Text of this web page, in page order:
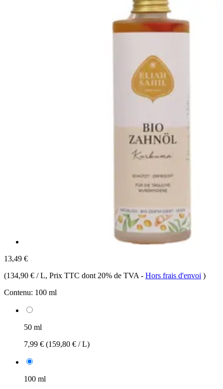
13,49 €
(134,90 € / L, Prix TTC dont 20% de TVA - Hors frais d'envoi )
Contenu: 100 ml
50 ml
7,99 € (159,80 € / L)
100 ml